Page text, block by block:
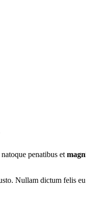
penatibus et
Nullam dictum felis